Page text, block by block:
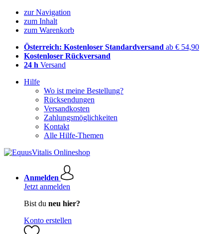
zur Navigation
zum Inhalt
zum Warenkorb
Österreich: Kostenloser Standardversand ab € 54,90
Kostenloser Rückversand
24 h Versand
Hilfe
Wo ist meine Bestellung?
Rücksendungen
Versandkosten
Zahlungsmöglichkeiten
Kontakt
Alle Hilfe-Themen
Anmelden
Jetzt anmelden
Bist du neu hier?
Konto erstellen